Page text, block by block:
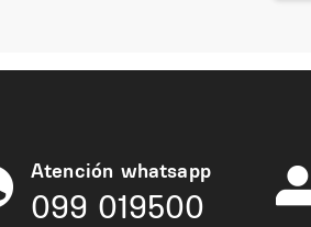
Atención whatsapp
099 019500